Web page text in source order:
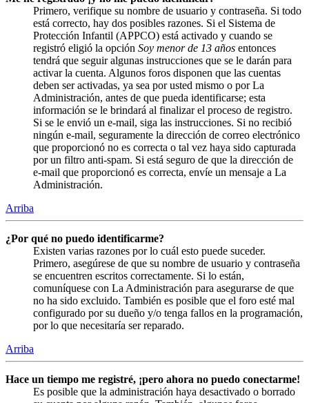
Primero, verifique su nombre de usuario y contraseña. Si todo
está correcto, hay dos posibles razones. Si el Sistema de
Protección Infantil (APPCO) está activado y cuando se
registró eligió la opción Soy menor de 13 años entonces
tendrá que seguir algunas instrucciones que se le darán para
activar la cuenta. Algunos foros disponen que las cuentas
deben ser activadas, ya sea por usted mismo o por La
Administración, antes de que pueda identificarse; esta
información se le brindará al finalizar el proceso de registro.
Si se le envió un e-mail, siga las instrucciones. Si no recibió
ningún e-mail, seguramente la dirección de correo electrónico
que proporcionó no es correcta o tal vez haya sido capturada
por un filtro anti-spam. Si está seguro de que la dirección de
e-mail que proporcionó es correcta, envíe un mensaje a La
Administración.
Arriba
¿Por qué no puedo identificarme?
Existen varias razones por lo cuál esto puede suceder.
Primero, asegúrese de que su nombre de usuario y contraseña
se encuentren escritos correctamente. Si lo están,
comuníquese con La Administración para asegurarse de que
no ha sido excluido. También es posible que el foro esté mal
configurado por su dueño y/o tenga fallos en la programación,
por lo que necesitaría ser reparado.
Arriba
Hace un tiempo me registré, ¡pero ahora no puedo conectarme!
Es posible que la administración haya desactivado o borrado